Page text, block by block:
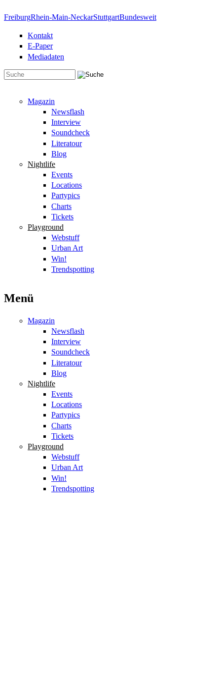
FreiburgRhein-Main-NeckarStuttgartBundesweit
Kontakt
E-Paper
Mediadaten
Magazin
Newsflash
Interview
Soundcheck
Literatour
Blog
Nightlife
Events
Locations
Partypics
Charts
Tickets
Playground
Webstuff
Urban Art
Win!
Trendspotting
Menü
Magazin
Newsflash
Interview
Soundcheck
Literatour
Blog
Nightlife
Events
Locations
Partypics
Charts
Tickets
Playground
Webstuff
Urban Art
Win!
Trendspotting